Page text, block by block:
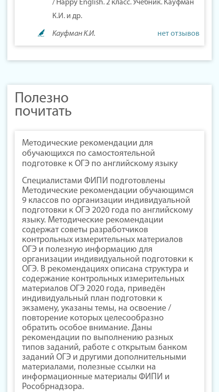
/ Happy English. 2 класс. Учебник. Кауфман
К.И. и др.
Кауфман К.И. нет отзывов
Полезно
почитать
Методические рекомендации для
обучающихся по самостоятельной
подготовке к ОГЭ по английскому языку
Специалистами ФИПИ подготовлены
Методические рекомендации обучающимся
9 классов по организации индивидуальной
подготовки к ОГЭ 2020 года по английскому
языку. Методические рекомендации
содержат советы разработчиков
контрольных измерительных материалов
ОГЭ и полезную информацию для
организации индивидуальной подготовки к
ОГЭ. В рекомендациях описана структура и
содержание контрольных измерительных
материалов ОГЭ 2020 года, приведён
индивидуальный план подготовки к
экзамену, указаны темы, на освоение /
повторение которых целесообразно
обратить особое внимание. Даны
рекомендации по выполнению разных
типов заданий, работе с открытым банком
заданий ОГЭ и другими дополнительными
материалами, полезные ссылки на
информационные материалы ФИПИ и
Рособрнадзора.